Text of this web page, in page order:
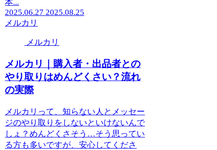
本...
2025.06.27 2025.08.25
メルカリ
メルカリ
メルカリ｜購入者・出品者との
やり取りはめんどくさい？流れ
の実際
メルカリって、知らない人とメッセー
ジのやり取りをしないといけないんで
しょ？めんどくさそう…そう思ってい
る方も多いですが、安心してくださ